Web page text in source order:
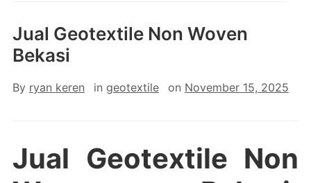
Jual Geotextile Non Woven
Bekasi
By ryan keren in geotextile on November 15, 2025
Jual Geotextile Non